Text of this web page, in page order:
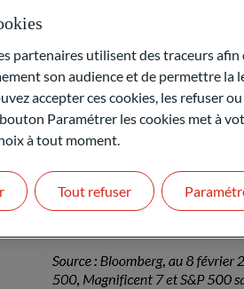
partenaires utilisent des traceurs
son audience et de permettre
accepter ces cookies, les refuser
Paramétrer les cookies met à
à tout moment.
Tout refuser